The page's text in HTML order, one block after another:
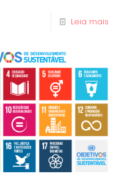
Leia mais